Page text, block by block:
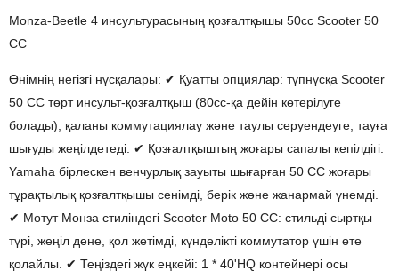
Monza-Beetle 4 инсультурасының қозғалтқышы 50cc Scooter 50
CC
Өнімнің негізгі нұсқалары: ✔ Қуатты опциялар: түпнұсқа Scooter
50 CC төрт инсульт-қозғалтқыш (80cc-қа дейін көтерілуге
болады), қаланы коммутациялау және таулы серуендеуге, тауға
шығуды жеңілдетеді. ✔ Қозғалтқыштың жоғары сапалы кепілдігі:
Yamaha бірлескен венчурлық зауыты шығарған 50 CC жоғары
тұрақтылық қозғалтқышы сенімді, берік және жанармай үнемді.
✔ Мотут Монза стиліндегі Scooter Moto 50 CC: стильді сыртқы
түрі, жеңіл дене, қол жетімді, күнделікті коммутатор үшін өте
қолайлы. ✔ Теңіздегі жүк еңкейі: 1 * 40'HQ контейнері осы